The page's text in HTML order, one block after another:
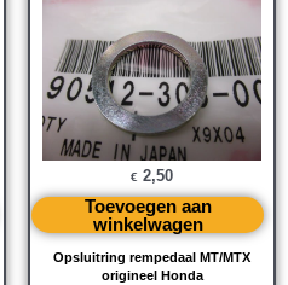
Opsluitring rempedaal MT/MTX
origineel Honda
€ 2,50
Toevoegen aan
winkelwagen